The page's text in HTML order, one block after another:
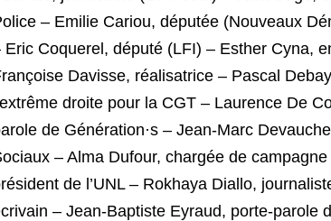
– Emilie Cariou, députée (Nouveaux
Eric Coquerel, député (LFI) – Esther Cyna,
Davisse, réalisatrice – Pascal
droite pour la CGT – Laurence De
de Génération·s – Jean-Marc
– Alma Dufour, chargée de
de l’UNL – Rokhaya Diallo,
– Jean-Baptiste Eyraud, porte-parole